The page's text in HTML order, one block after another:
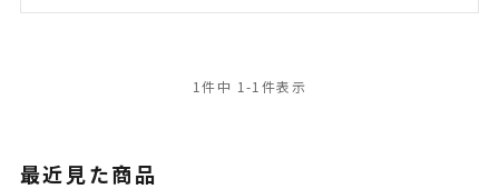
1件中 1 -1 件表示
最近見た商品